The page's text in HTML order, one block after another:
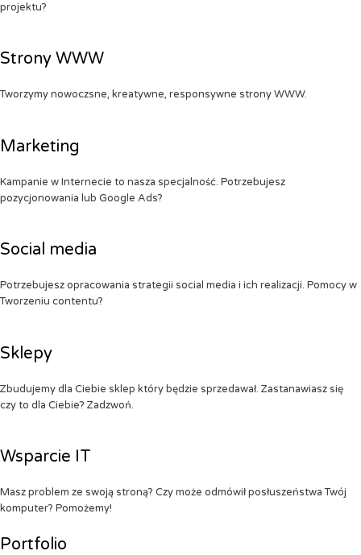
projektu?
Strony WWW
Tworzymy nowoczsne, kreatywne, responsywne strony WWW.
Marketing
Kampanie w Internecie to nasza specjalność. Potrzebujesz
pozycjonowania lub Google Ads?
Social media
Potrzebujesz opracowania strategii social media i ich realizacji. Pomocy w
Tworzeniu contentu?
Sklepy
Zbudujemy dla Ciebie sklep który będzie sprzedawał. Zastanawiasz się
czy to dla Ciebie? Zadzwoń.
Wsparcie IT
Masz problem ze swoją stroną? Czy może odmówił posłuszeństwa Twój
komputer? Pomożemy!
Portfolio